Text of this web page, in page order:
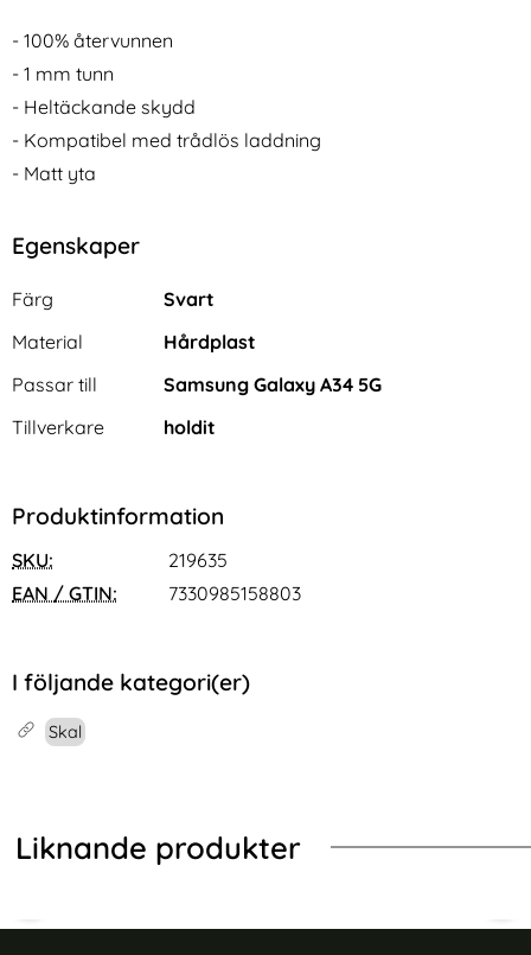
7/8
Fodral Tri-Fold Graffiti
Art. nr 242643
rea pris
186 krtidigare pris
186 kr
Tillgänglighet:
I lager
Galaxy Tab S10 Lite Fodral Tri-Fold Graffiti
Art. nr 219645
rea pris
181 kr
- 100% återvunnen
- 1 mm tunn
- Heltäckande skydd
- Kompatibel med trådlös laddning
- Matt yta
Egenskaper
Egenskaper/attribut för denna produkt
Attribut
Färg
Svart
Material
Hårdplast
Passar till
Samsung Galaxy A34 5G
Tillverkare
holdit
Produktinformation
SKU:
219635
EAN / GTIN:
7330985158803
I följande kategori(er)
Skal
Liknande produkter